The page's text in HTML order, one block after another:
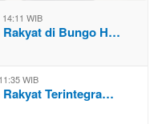
WIB
Rakyat di Bungo H…
WIB
Terintegra…